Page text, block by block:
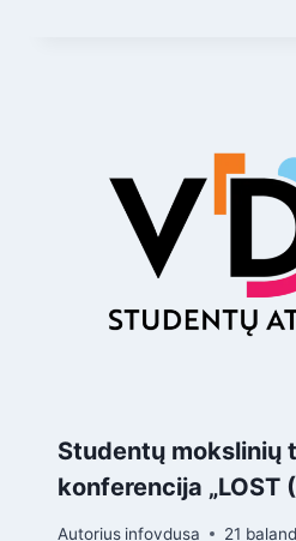
Studentų mokslinių
konferencija „LOST
Autorius infovdusa 21